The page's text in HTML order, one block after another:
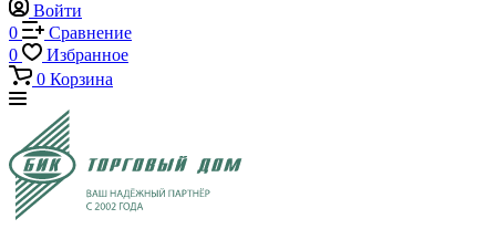
Войти
0
Сравнение
0
Избранное
0 Корзина